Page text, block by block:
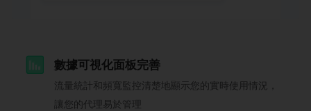
數據可視化面板完善
流量統計和頻寬監控清楚地顯示您的實時使用情況，
讓您的代理易於管理